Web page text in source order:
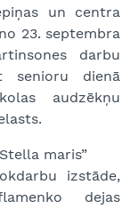
un centra
23. septembra
darbu
senioru dienā
audzēkņu
maris”
izstāde,
dejas